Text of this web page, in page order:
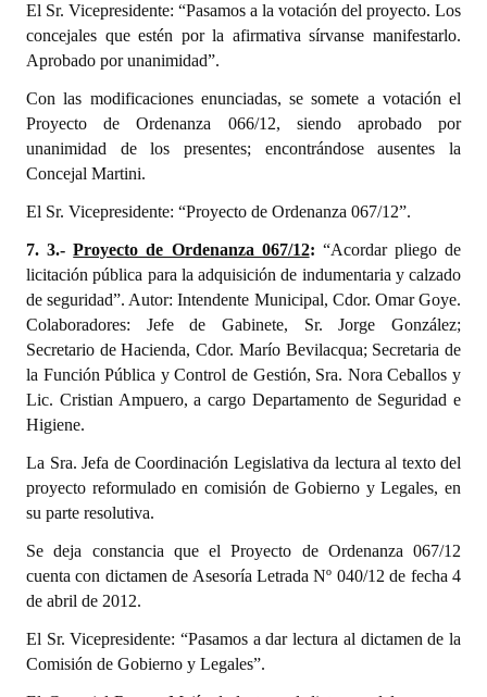
El Sr. Vicepresidente: “Pasamos a la votación del proyecto. Los
concejales que estén por la afirmativa sírvanse manifestarlo.
Aprobado por unanimidad”.
Con las modificaciones enunciadas, se somete a votación el
Proyecto de Ordenanza 066/12, siendo aprobado por
unanimidad de los presentes; encontrándose ausentes la
Concejal Martini.
El Sr. Vicepresidente: “Proyecto de Ordenanza 067/12”.
7. 3.-Proyecto de Ordenanza 067/12: “Acordar pliego de
licitación pública para la adquisición de indumentaria y calzado
de seguridad”. Autor: Intendente Municipal, Cdor. Omar Goye.
Colaboradores: Jefe de Gabinete, Sr. Jorge González;
Secretario de Hacienda, Cdor. Marío Bevilacqua; Secretaria de
la Función Pública y Control de Gestión, Sra. Nora Ceballos y
Lic. Cristian Ampuero, a cargo Departamento de Seguridad e
Higiene.
La Sra. Jefa de Coordinación Legislativa da lectura al texto del
proyecto reformulado en comisión de Gobierno y Legales, en
su parte resolutiva.
Se deja constancia que el Proyecto de Ordenanza 067/12
cuenta con dictamen de Asesoría Letrada Nº 040/12 de fecha 4
de abril de 2012.
El Sr. Vicepresidente: “Pasamos a dar lectura al dictamen de la
Comisión de Gobierno y Legales”.